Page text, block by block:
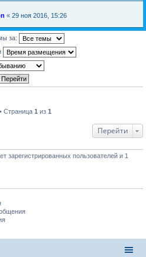
« 29 ноя 2016, 15:26
за:
Страница 1 из 1
Перейти
зарегистрированных пользователей и 1